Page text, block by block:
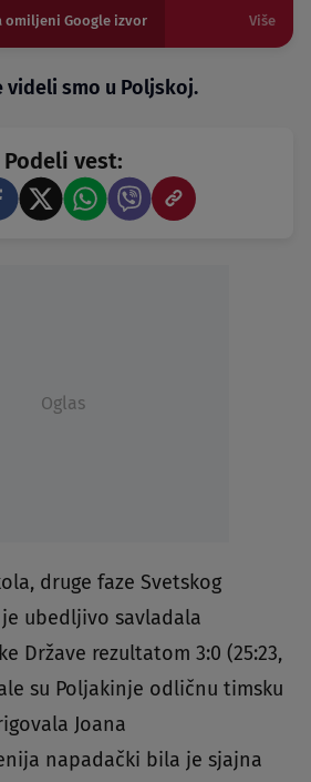
omiljeni Google izvor Više
videli smo u Poljskoj.
Podeli vest:
Oglas
druge faze Svetskog
ubedljivo savladala
Države rezultatom 3:0 (25:23,
su Poljakinje odličnu timsku
Joana
napadački bila je sjajna